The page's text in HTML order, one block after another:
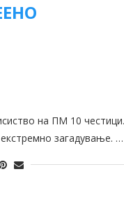
на ПМ 10
загадување. …